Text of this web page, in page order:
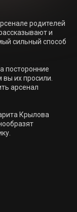
родителей
и
сильный способ
посторонние
их просили.
арсенал
Крылова